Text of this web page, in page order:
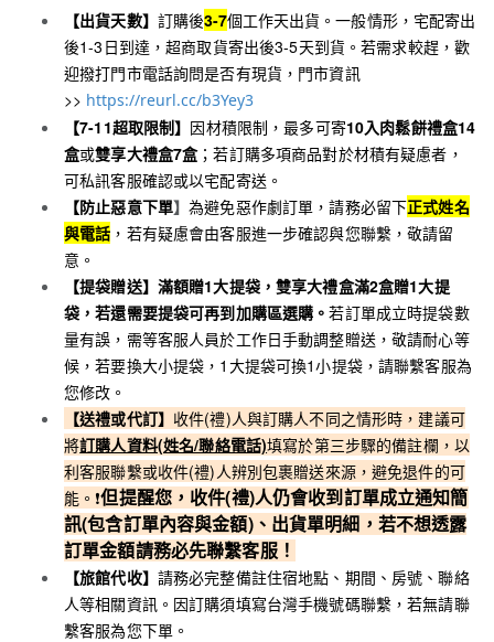
【出貨天數】 訂購後3-7個工作天出貨。一般情形，宅配寄出
後1-3日到達，超商取貨寄出後3-5天到貨。若需求較趕，歡
迎撥打門市電話詢問是否有現貨，門市資訊
>> https://reurl.cc/b3Yey3
【7-11超取限制】 因材積限制，最多可寄10入肉鬆餅禮盒14
盒或雙享大禮盒7盒；若訂購多項商品對於材積有疑慮者，
可私訊客服確認或以宅配寄送。
【防止惡意下單】為避免惡作劇訂單，請務必留下正式姓名
與電話 ，若有疑慮會由客服進一步確認與您聯繫，敬請留
意。
【提袋贈送】 滿額贈1大提袋， 雙享大禮盒滿2盒贈1大提
袋，若還需要提袋可再到加購區選購 。若訂單成立時提袋數
量有誤，需等客服人員於工作日手動調整贈送，敬請耐心等
候，若要換大小提袋，1大提袋可換1小提袋，請聯繫客服為
您修改。
【送禮或代訂】 收件(禮)人與訂購人不同之情形時，建議可
將訂購人資料(姓名/聯絡電話)填寫於第三步驟的備註欄，以
利客服聯繫或收件(禮)人辨別包裹贈送來源，避免退件的可
能。❗️但提醒您，收件(禮)人仍會收到訂單成立通知簡
訊(包含訂單內容與金額)、出貨單明細，若不想透露
訂單金額請務必先聯繫客服！
【旅館代收】 請務必完整備註住宿地點、期間、房號、聯絡
人等相關資訊。因訂購須填寫台灣手機號碼聯繫，若無請聯
繫客服為您下單。